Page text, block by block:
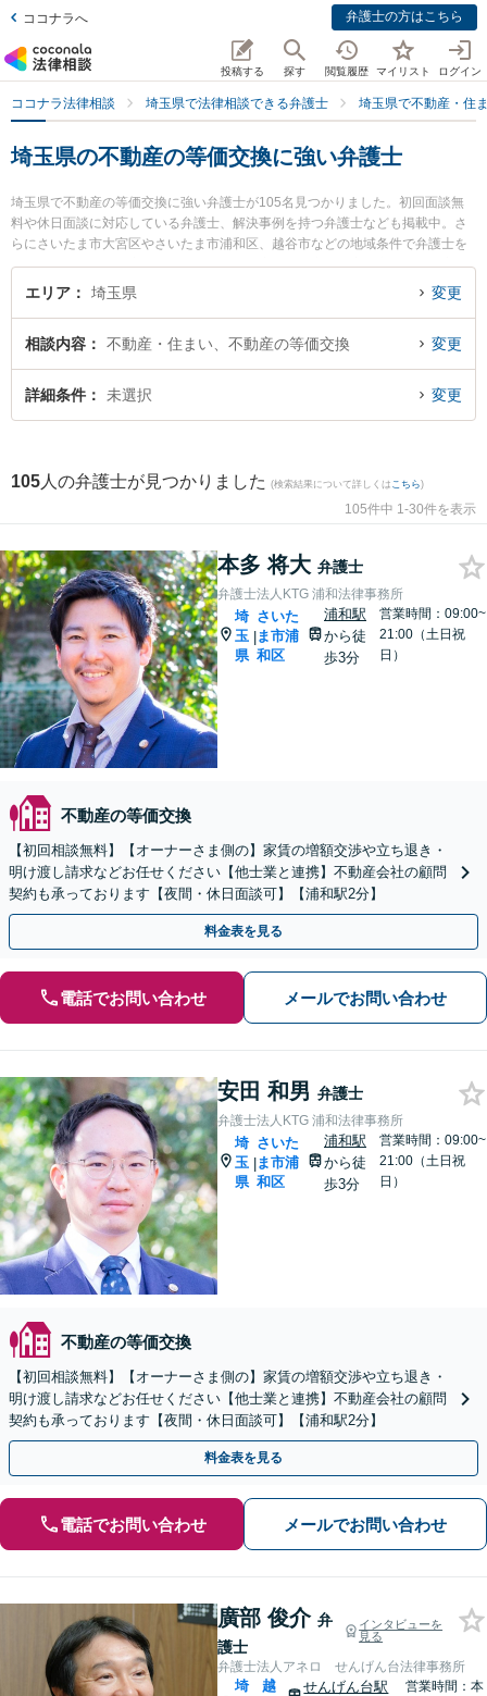
ココナラへ 弁護士の方はこちら
投稿する 探す 閲覧履歴 マイリスト ログイン
ココナラ法律相談 埼玉県で法律相談できる弁護士 埼玉県で不動産・住
埼玉県の不動産の等価交換に強い弁護士
埼玉県で不動産の等価交換に強い弁護士が105名見つかりました。初回面談無
料や休日面談に対応している弁護士、解決事例を持つ弁護士なども掲載中。さ
らにさいたま市大宮区やさいたま市浦和区、越谷市などの地域条件で弁護士を
絞り込めます。不動産・住まいに関係する立ち退き交渉や家賃交渉、不動産契
約解除等の細かな分野での絞り込み検索もでき便利です。特に弁護士法人KTG
フィール情報や弁護士費用、強みなどが注目されています。『埼玉県で土日や
夜間に発生した不動産の等価交換のトラブルを今すぐに弁護士に相談したい』
『不動産の等価交換のトラブル解決の実績豊富な近くの弁護士を検索したい』
エリア 埼玉県 変更
相談内容 不動産・住まい、不動産の等価交換 変更
詳細条件 未選択 変更
105 人の弁護士が見つかりました (検索結果について詳しくは こちら)
105件中 1-30件を表示
本多 将大 弁護士
弁護士法人KTG 浦和法律事務所
埼
玉
県
|
さいた
ま市浦
和区
浦和駅
から徒
歩3分
営業時間：09:00~
21:00（土日祝
日）
不動産の等価交換
【初回相談無料】【オーナーさま側の】家賃の増額交渉や立ち退き・
明け渡し請求などお任せください【他士業と連携】不動産会社の顧問
契約も承っております【夜間・休日面談可】【浦和駅2分】
料金表を見る
電話でお問い合わせ メールでお問い合わせ
安田 和男 弁護士
弁護士法人KTG 浦和法律事務所
埼
玉
県
|
さいた
ま市浦
和区
浦和駅
から徒
歩3分
営業時間：09:00~
21:00（土日祝
日）
不動産の等価交換
【初回相談無料】【オーナーさま側の】家賃の増額交渉や立ち退き・
明け渡し請求などお任せください【他士業と連携】不動産会社の顧問
契約も承っております【夜間・休日面談可】【浦和駅2分】
料金表を見る
電話でお問い合わせ メールでお問い合わせ
廣部 俊介 弁
護士
インタビューを
見る
弁護士法人アネロ せんげん台法律事務所
埼
越
せんげん台駅
営業時間：本